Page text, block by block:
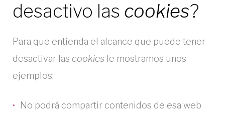
desactivo las cookies?
Para que entienda el alcance que puede tener
desactivar las cookies le mostramos unos
ejemplos:
No podrá compartir contenidos de esa web